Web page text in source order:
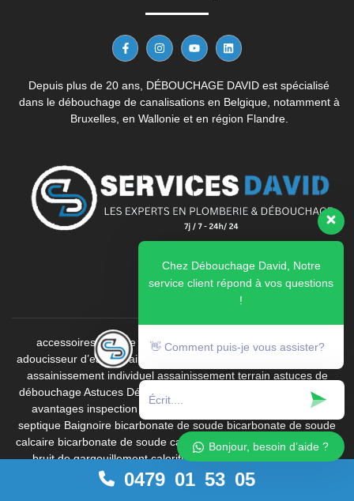
0479 01 53 05
Depuis plus de 20 ans, DÉBOUCHAGE DAVID est spécialisé
dans le débouchage de canalisations en Belgique, notamment à
Bruxelles, en Wallonie et en région Flandre.
accessoires douche
Activateur biologique fosse septique
adoucisseur d’eau assainissement
assainissement individuel assainissement terrain astuces de
débouchage Astuces Débouchage
astuces débouchage naturel
avantages inspection vidéo
bactéries fosse
septique Baignoire bicarbonate de soude bicarbonate de soude
calcaire bicarbonate de soude canalisation
boues fosse septique
bruit de gargouillement calorifugeage
caméra endoscopique canalisation Canalisation bouchée
Chez Débouchage David, Notre
service client répond à vos questions
!
👋 Comment puis-je vous assister?
Bonjour, besoin d’aide ?